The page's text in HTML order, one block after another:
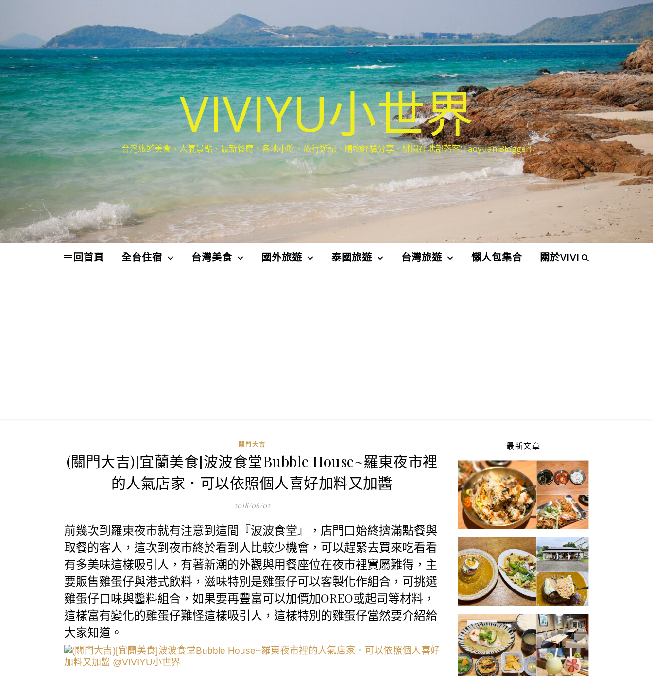
VIVIYU小世界
台灣旅遊美食、人氣景點、最新餐廳、各地小吃、旅行遊記、購物經驗分享．桃園在地部落客(Taoyuan Blogger)
回首頁 全台住宿 台灣美食 國外旅遊 泰國旅遊 台灣旅遊 懶人包集合 關於VIVI
關門大吉
(關門大吉)[宜蘭美食]波波食堂Bubble House~羅東夜市裡
的人氣店家．可以依照個人喜好加料又加醬
2018/06/02
前幾次到羅東夜市就有注意到這間『波波食堂』，店門口始終擠滿點餐與
取餐的客人，這次到夜市終於看到人比較少機會，可以趕緊去買來吃看看
有多美味這樣吸引人，有著新潮的外觀與用餐座位在夜市裡實屬難得，主
要販售雞蛋仔與港式飲料，滋味特別是雞蛋仔可以客製化作組合，可挑選
雞蛋仔口味與醬料組合，如果要再豐富可以加價加OREO或起司等材料，
這樣富有變化的雞蛋仔難怪這樣吸引人，這樣特別的雞蛋仔當然要介紹給
大家知道。
最新文章